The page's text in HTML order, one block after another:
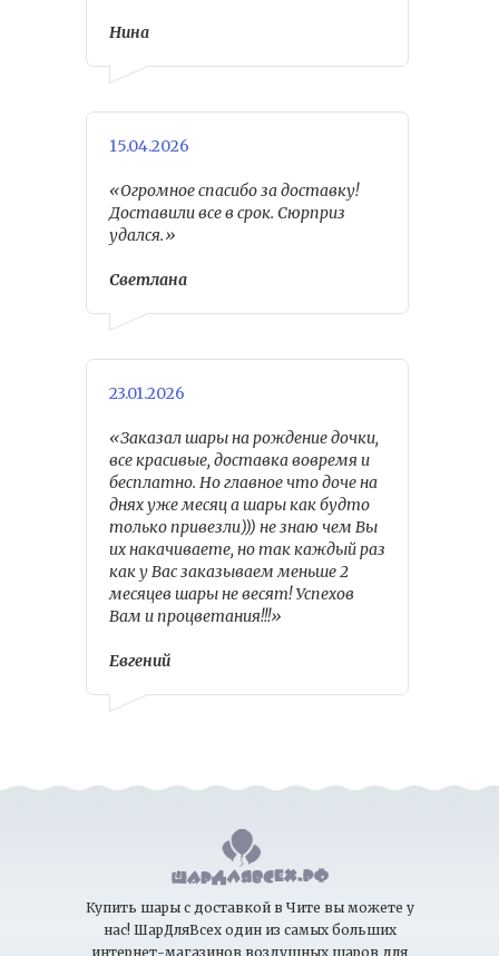
Нина
15.04.2026
«Огромное спасибо за доставку!
Доставили все в срок. Сюрприз
удался.»
Светлана
23.01.2026
«Заказал шары на рождение дочки,
все красивые, доставка вовремя и
бесплатно. Но главное что доче на
днях уже месяц а шары как будто
только привезли))) не знаю чем Вы
их накачиваете, но так каждый раз
как у Вас заказываем меньше 2
месяцев шары не весят! Успехов
Вам и процветания!!!»
Евгений
Купить шары с доставкой в Чите вы можете у
нас! ШарДляВсех один из самых больших
интернет-магазинов воздушных шаров для